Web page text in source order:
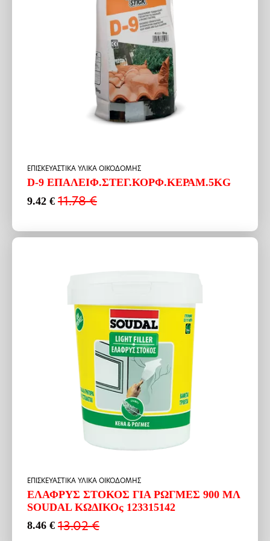
ΕΠΙΣΚΕΥΑΣΤΙΚΑ ΥΛΙΚΑ ΟΙΚΟΔΟΜΗΣ
D-9 ΕΠΑΛΕΙΦ.ΣΤΕΓ.ΚΟΡΦ.ΚΕΡΑΜ.5ΚG
11.78€
Original
11.78 €.
9.42 €
Η
είναι:
ΕΠΙΣΚΕΥΑΣΤΙΚΑ ΥΛΙΚΑ ΟΙΚΟΔΟΜΗΣ
ΕΛΑΦΡΥΣ ΣΤΟΚΟΣ ΓΙΑ ΡΩΓΜΕΣ 900 ΜΛ
SOUDAL ΚΩΔΙΚΟς 123315142
13.02€
Original
8.46 €
Η